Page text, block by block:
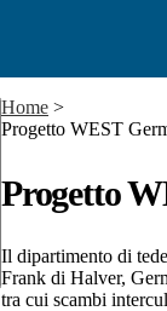
Home >
Progetto WEST
Progetto
Il dipartimento di
Frank di Halver,
tra cui scambi